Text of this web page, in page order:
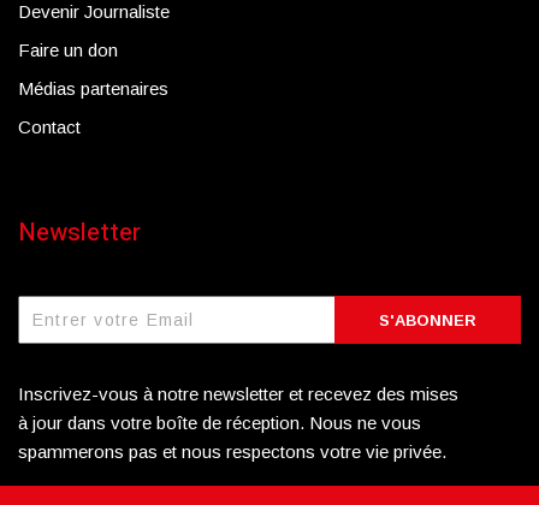
Devenir Journaliste
Faire un don
Médias partenaires
Contact
Newsletter
S'ABONNER
Inscrivez-vous à notre newsletter et recevez des mises
à jour dans votre boîte de réception. Nous ne vous
spammerons pas et nous respectons votre vie privée.